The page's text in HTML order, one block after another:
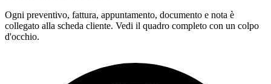
Ogni preventivo, fattura, appuntamento, documento e nota è
collegato alla scheda cliente. Vedi il quadro completo con un colpo
d'occhio.